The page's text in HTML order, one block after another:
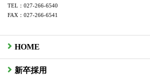
TEL：027-266-6540
FAX：027-266-6541
HOME
新卒採用